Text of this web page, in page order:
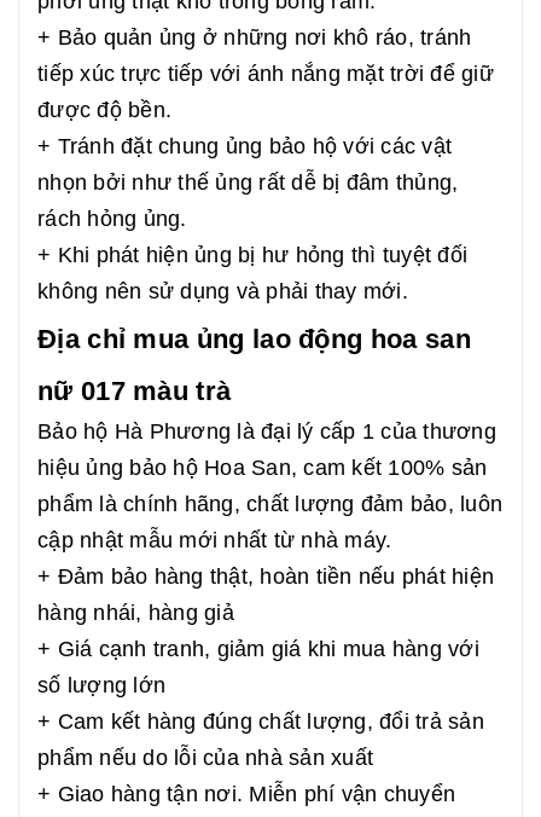
+ Bảo quản ủng ở những nơi khô ráo, tránh
tiếp xúc trực tiếp với ánh nắng mặt trời để giữ
được độ bền.
+ Tránh đặt chung ủng bảo hộ với các vật
nhọn bởi như thế ủng rất dễ bị đâm thủng,
rách hỏng ủng.
+ Khi phát hiện ủng bị hư hỏng thì tuyệt đối
không nên sử dụng và phải thay mới.
Địa chỉ mua ủng lao động hoa san
nữ 017 màu trà
Bảo hộ Hà Phương là đại lý cấp 1 của thương
hiệu ủng bảo hộ Hoa San, cam kết 100% sản
phẩm là chính hãng, chất lượng đảm bảo, luôn
cập nhật mẫu mới nhất từ nhà máy.
+ Đảm bảo hàng thật, hoàn tiền nếu phát hiện
hàng nhái, hàng giả
+ Giá cạnh tranh, giảm giá khi mua hàng với
số lượng lớn
+ Cam kết hàng đúng chất lượng, đổi trả sản
phẩm nếu do lỗi của nhà sản xuất
+ Giao hàng tận nơi. Miễn phí vận chuyển